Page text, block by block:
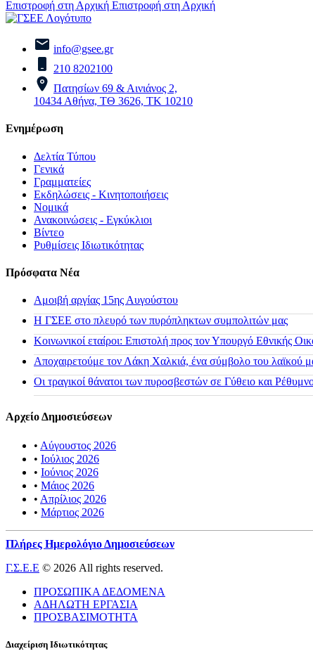
Επιστροφή στη Αρχική Επιστροφή στη Αρχική
info@gsee.gr
210 8202100
Πατησίων 69 & Αινιάνος 2,
10434 Αθήνα, ΤΘ 3626, ΤΚ 10210
Ενημέρωση
Δελτία Τύπου
Γενικά
Γραμματείες
Εκδηλώσεις - Κινητοποιήσεις
Νομικά
Ανακοινώσεις - Εγκύκλιοι
Βίντεο
Ρυθμίσεις Ιδιωτικότητας
Πρόσφατα Νέα
Αμοιβή αργίας 15ης Αυγούστου
H ΓΣΕΕ στο πλευρό των πυρόπληκτων συμπολιτών μας
Κοινωνικοί εταίροι: Επιστολή προς τον Υπουργό Εθνικής
Αποχαιρετούμε τον Λάκη Χαλκιά, ένα σύμβολο του λαϊκού
Οι τραγικοί θάνατοι των πυροσβεστών σε Γύθειο και
Αρχείο Δημοσιεύσεων
• Αύγουστος 2026
• Ιούλιος 2026
• Ιούνιος 2026
• Μάιος 2026
• Απρίλιος 2026
• Μάρτιος 2026
Πλήρες Ημερολόγιο Δημοσιεύσεων
Γ.Σ.Ε.Ε © 2026 All rights reserved.
ΠΡΟΣΩΠΙΚΑ ΔΕΔΟΜΕΝΑ
ΑΔΗΛΩΤΗ ΕΡΓΑΣΙΑ
ΠΡΟΣΒΑΣΙΜΟΤΗΤΑ
Διαχείριση Ιδιωτικότητας